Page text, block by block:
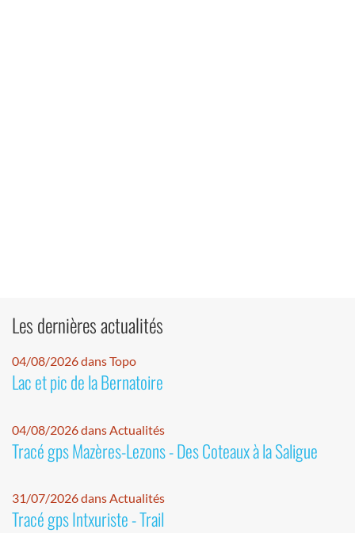
Les dernières actualités
04/08/2026 dans Topo
Lac et pic de la Bernatoire
04/08/2026 dans Actualités
Tracé gps Mazères-Lezons - Des Coteaux à la Saligue
31/07/2026 dans Actualités
Tracé gps Intxuriste - Trail